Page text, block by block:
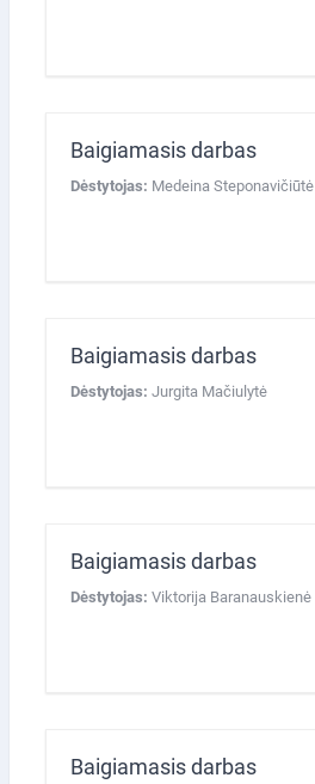
Baigiamasis darbas
Dėstytojas: Medeina Steponavičiūtė
Baigiamasis darbas
Dėstytojas: Jurgita Mačiulytė
Baigiamasis darbas
Dėstytojas: Viktorija Baranauskienė
Baigiamasis darbas